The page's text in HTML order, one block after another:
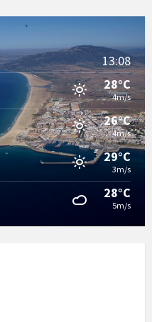
13:08
28°C
4m/s
26°C
4m/s
29°C
3m/s
28°C
5m/s